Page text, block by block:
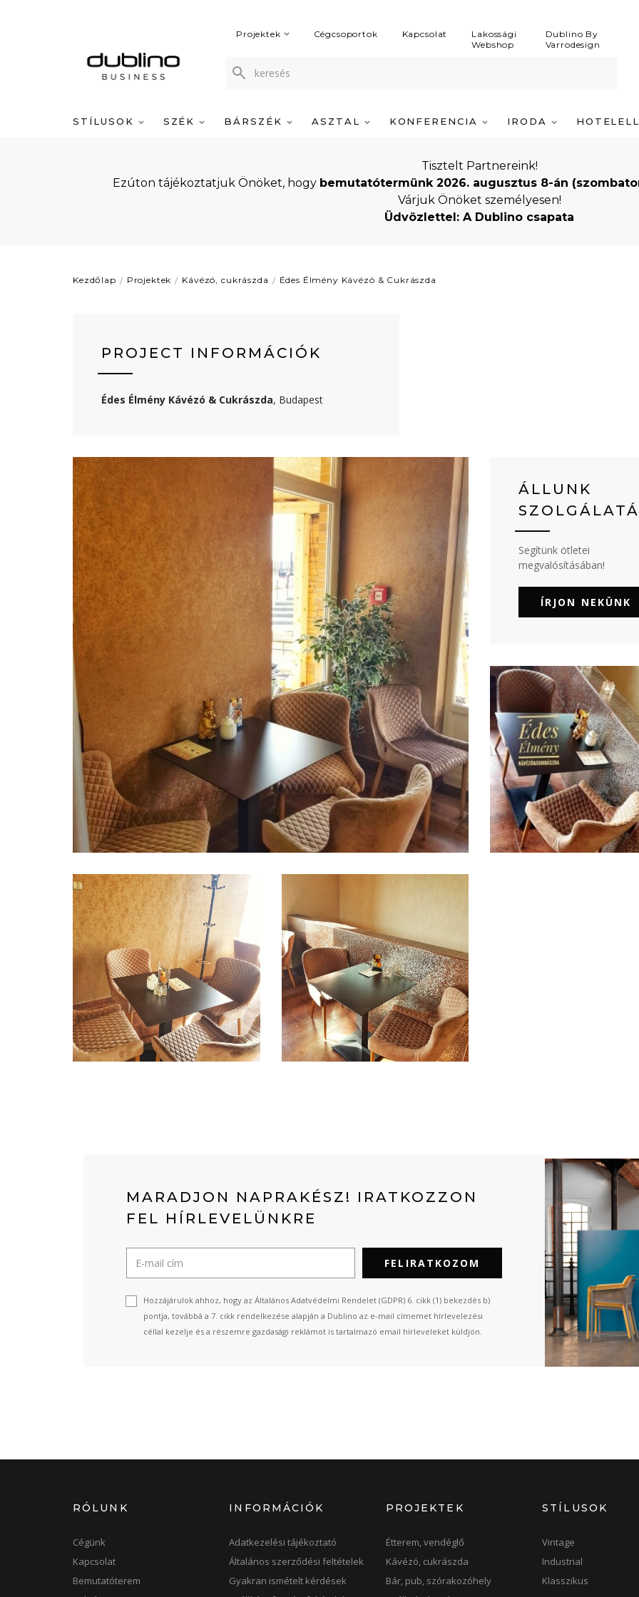
Projektek Cégcsoportok Kapcsolat
Lakossági
Webshop
Dublino By
Varrodesign
STÍLUSOK SZÉK BÁRSZÉK ASZTAL KONFERENCIA IRODA
Tisztelt Partnereink!
Ezúton tájékoztatjuk Önöket, hogy bemutatótermünk 2026. augusztus 8-án
Várjuk Önöket személyesen!
Üdvözlettel: A Dublino csapata
Kezdőlap Projektek Kávézó, cukrászda Édes Élmény Kávézó & Cukrászda
PROJECT INFORMÁCIÓK
Édes Élmény Kávézó & Cukrászda, Budapest
ÁLLUNK
Segítünk ötletei
megvalósításában!
ÍRJON NEKÜNK
MARADJON NAPRAKÉSZ! IRATKOZZON
FEL HÍRLEVELÜNKRE
FELIRATKOZOM
Hozzájárulok ahhoz, hogy az Általános Adatvédelmi Rendelet (GDPR) 6. cikk (1) bekezdés b)
pontja, továbbá a 7. cikk rendelkezése alapján a Dublino az e-mail címemet hírlevelezési
céllal kezelje és a részemre gazdasági reklámot is tartalmazó email hírleveleket küldjön.
RÓLUNK
Cégünk
Kapcsolat
Bemutatóterem
INFORMÁCIÓK
Adatkezelési tájékoztató
Általános szerződési feltételek
Gyakran ismételt kérdések
PROJEKTEK
Étterem, vendéglő
Kávézó, cukrászda
Bár, pub, szórakozóhely
STÍLUSOK
Vintage
Industrial
Klasszikus